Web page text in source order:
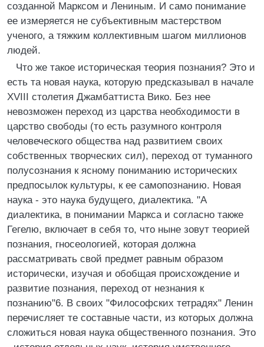
созданной Марксом и Лениным. И само понимание
ее измеряется не субъективным мастерством
ученого, а тяжким коллективным шагом миллионов
людей.
Что же такое историческая теория познания? Это и
есть та новая наука, которую предсказывал в начале
XVIII столетия Джамбаттиста Вико. Без нее
невозможен переход из царства необходимости в
царство свободы (то есть разумного контроля
человеческого общества над развитием своих
собственных творческих сил), переход от туманного
полусознания к ясному пониманию исторических
предпосылок культуры, к ее самопознанию. Новая
наука - это наука будущего, диалектика. "А
диалектика, в понимании Маркса и согласно также
Гегелю, включает в себя то, что ныне зовут теорией
познания, гносеологией, которая должна
рассматривать свой предмет равным образом
исторически, изучая и обобщая происхождение и
развитие познания, переход от незнания к
познанию"6. В своих "Философских тетрадях" Ленин
перечисляет те составные части, из которых должна
сложиться новая наука общественного познания. Это